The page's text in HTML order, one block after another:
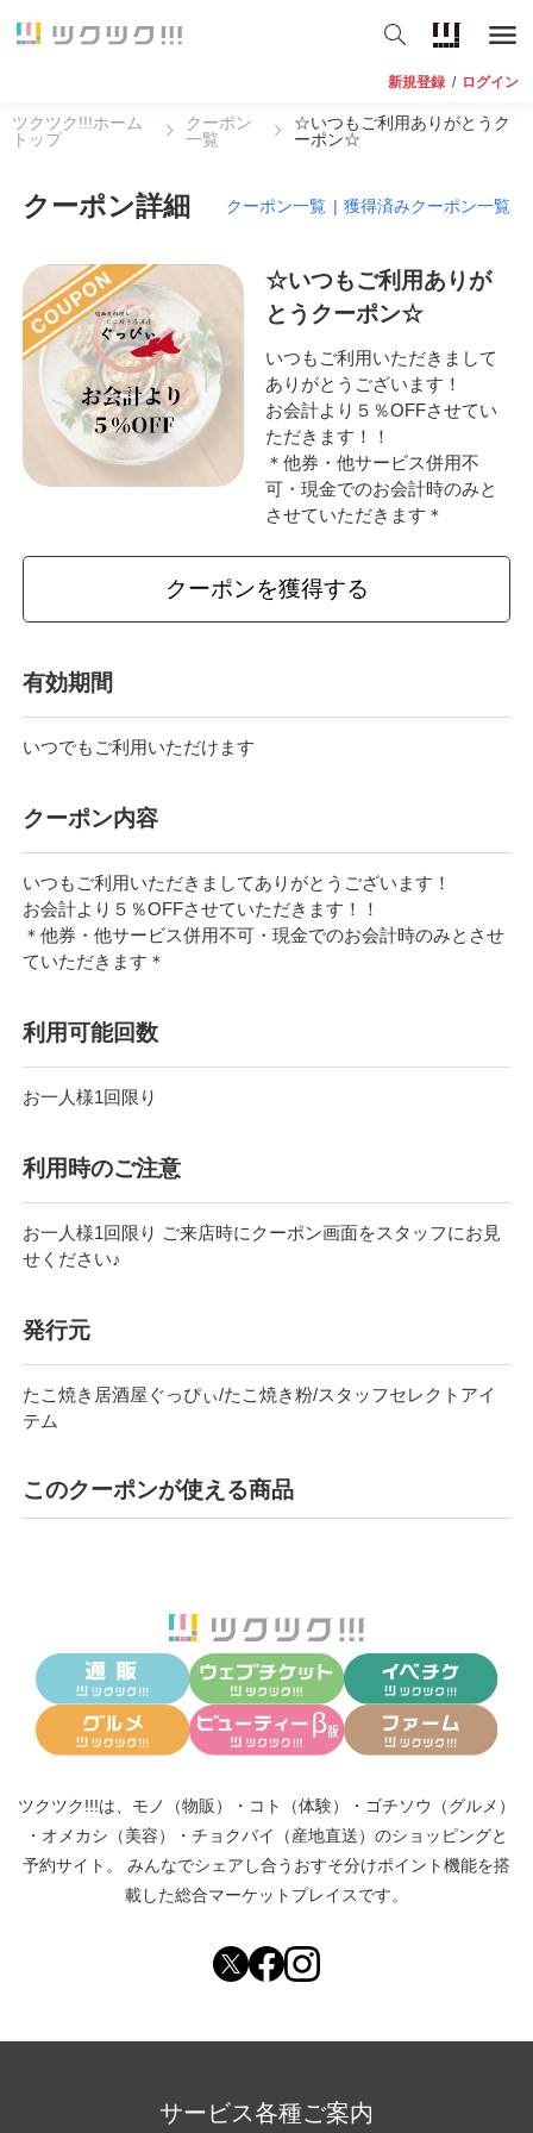
新規登録 / ログイン
ツクツク!!!ホーム
トップ
クーポン
一覧
☆いつもご利用ありがとうク
ーポン☆
クーポン詳細 クーポン一覧 | 獲得済みクーポン一覧
☆いつもご利用ありが
とうクーポン☆
いつもご利用いただきまして
ありがとうございます！
お会計より５％OFFさせてい
ただきます！！
＊他券・他サービス併用不
可・現金でのお会計時のみと
させていただきます＊
クーポンを獲得する
有効期間
いつでもご利用いただけます
クーポン内容
いつもご利用いただきましてありがとうございます！
お会計より５％OFFさせていただきます！！
＊他券・他サービス併用不可・現金でのお会計時のみとさせ
ていただきます＊
利⽤可能回数
お⼀⼈様1回限り
利⽤時のご注意
お⼀⼈様1回限り ご来店時にクーポン画面をスタッフにお見
せください♪
発行元
たこ焼き居酒屋ぐっぴぃ/たこ焼き粉/スタッフセレクトアイ
テム
このクーポンが使える商品
ツクツク!!!は、 モノ（物販） ・ コト（体験） ・ ゴチソウ（グルメ）
・ オメカシ（美容） ・ チョクバイ（産地直送） のショッピングと
予約サイト。
みんなでシェアし合う おすそ分けポイント機能を搭
載した総合マーケットプレイスです。
サービス各種ご案内